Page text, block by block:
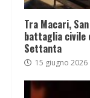
Tra Macari,
battaglia civile
Settanta
15 giugno 2026